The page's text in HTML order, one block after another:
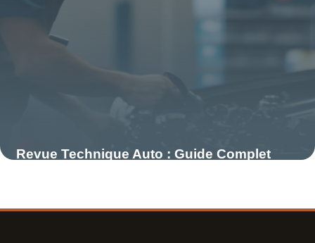
Revue Technique Auto : Guide Complet